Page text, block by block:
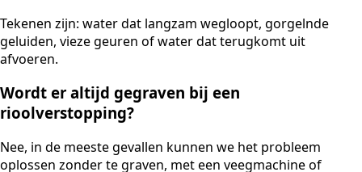
Tekenen zijn: water dat langzam wegloopt, gorgelnde
geluiden, vieze geuren of water dat terugkomt uit
afvoeren.
Wordt er altijd gegraven bij een
rioolverstopping?
Nee, in de meeste gevallen kunnen we het probleem
oplossen zonder te graven, met een veegmachine of